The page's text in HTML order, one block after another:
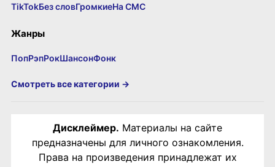
TikTokБез словГромкиеНа СМС
Жанры
ПопРэпРокШансонФонк
Смотреть все категории →
Дисклеймер. Материалы на сайте
предназначены для личного ознакомления.
Права на произведения принадлежат их